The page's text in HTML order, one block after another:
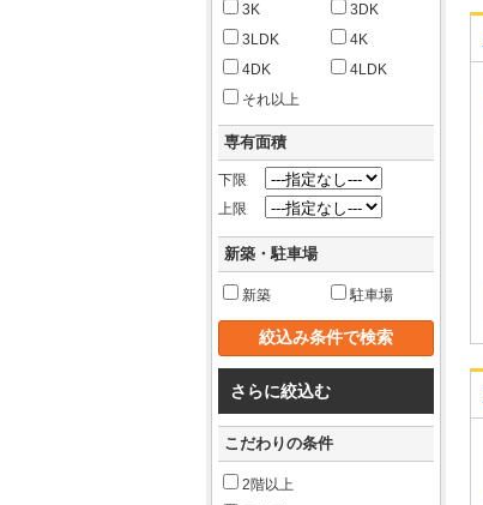
3K
3DK
3LDK
4K
4DK
4LDK
それ以上
専有面積
下限
上限
新築・駐車場
新築 駐車場
さらに絞込む
こだわりの条件
2階以上